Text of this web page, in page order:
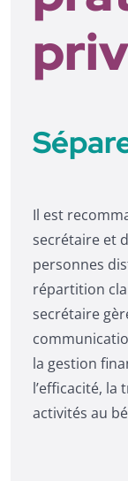
Il est
secrétaire et
personnes
répartition
secrétaire
la gestion
l’efficacité,
activités au